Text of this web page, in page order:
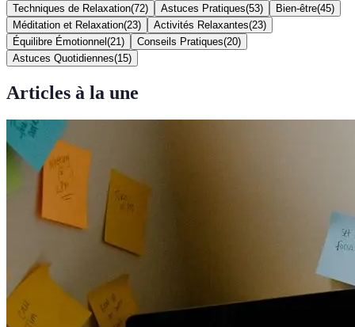
Techniques de Relaxation(72) Astuces Pratiques(53) Bien-être(45)
Méditation et Relaxation(23) Activités Relaxantes(23)
Équilibre Émotionnel (21 ) Conseils Pratiques(20)
Astuces Quotidiennes(15)
Articles à la une